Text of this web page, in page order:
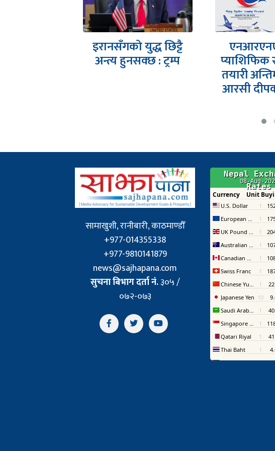
इरानसँगको युद्ध छिट्टै
अन्त्य हुनसक्छ : ट्रम्प
तयारी
आरसी
सामाखुशी, रानीबारी, काठमाण्डौँ
+977-014355338
+977-9810141879
news@sajhapana.com
सुचना बिभाग दर्ता नं.३०५ /
०७२-०७३